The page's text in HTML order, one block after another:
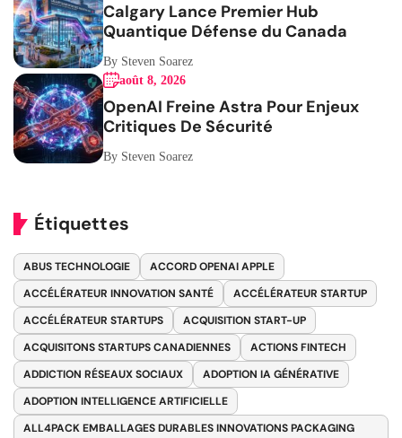
Calgary Lance Premier Hub
Quantique Défense du Canada
By Steven Soarez
août 8, 2026
OpenAI Freine Astra Pour Enjeux
Critiques De Sécurité
By Steven Soarez
Étiquettes
ABUS TECHNOLOGIE
ACCORD OPENAI APPLE
ACCÉLÉRATEUR INNOVATION SANTÉ
ACCÉLÉRATEUR STARTUP
ACCÉLÉRATEUR STARTUPS
ACQUISITION START-UP
ACQUISITONS STARTUPS CANADIENNES
ACTIONS FINTECH
ADDICTION RÉSEAUX SOCIAUX
ADOPTION IA GÉNÉRATIVE
ADOPTION INTELLIGENCE ARTIFICIELLE
ALL4PACK EMBALLAGES DURABLES INNOVATIONS PACKAGING